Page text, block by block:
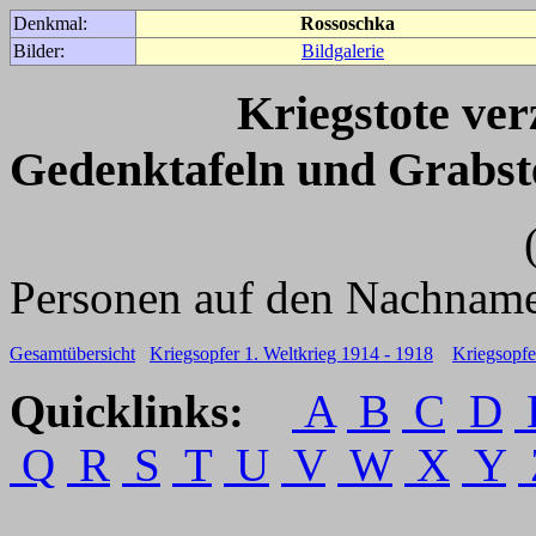
Denkmal:
Rossoschka
Bilder:
Bildgalerie
Kriegstote
Gedenktafeln und
(Für weitere
Personen auf den
Gesamtübersicht Kriegsopfer 1. Weltkrieg 1914 - 1918
Quicklinks: A B C D
Q R S T U V W X Y